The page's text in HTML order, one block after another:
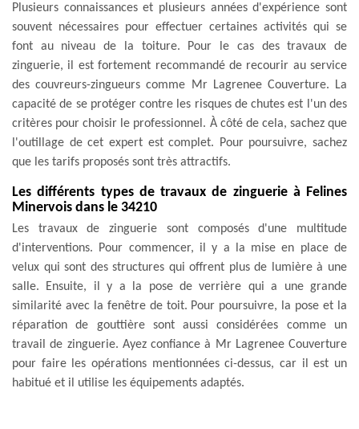
Plusieurs connaissances et plusieurs années d'expérience sont
souvent nécessaires pour effectuer certaines activités qui se
font au niveau de la toiture. Pour le cas des travaux de
zinguerie, il est fortement recommandé de recourir au service
des couvreurs-zingueurs comme Mr Lagrenee Couverture. La
capacité de se protéger contre les risques de chutes est l'un des
critères pour choisir le professionnel. À côté de cela, sachez que
l'outillage de cet expert est complet. Pour poursuivre, sachez
que les tarifs proposés sont très attractifs.
Les différents types de travaux de zinguerie à Felines
Minervois dans le 34210
Les travaux de zinguerie sont composés d'une multitude
d'interventions. Pour commencer, il y a la mise en place de
velux qui sont des structures qui offrent plus de lumière à une
salle. Ensuite, il y a la pose de verrière qui a une grande
similarité avec la fenêtre de toit. Pour poursuivre, la pose et la
réparation de gouttière sont aussi considérées comme un
travail de zinguerie. Ayez confiance à Mr Lagrenee Couverture
pour faire les opérations mentionnées ci-dessus, car il est un
habitué et il utilise les équipements adaptés.